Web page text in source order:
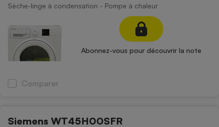
Sèche-linge à condensation - Pompe à chaleur
Abonnez-vous pour découvrir la note
Comparer
Siemens WT45H00SFR